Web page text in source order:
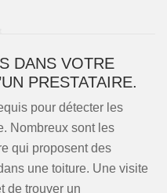
DANS VOTRE
PRESTATAIRE.
pour détecter les
Nombreux sont les
qui proposent des
une toiture. Une visite
de trouver un